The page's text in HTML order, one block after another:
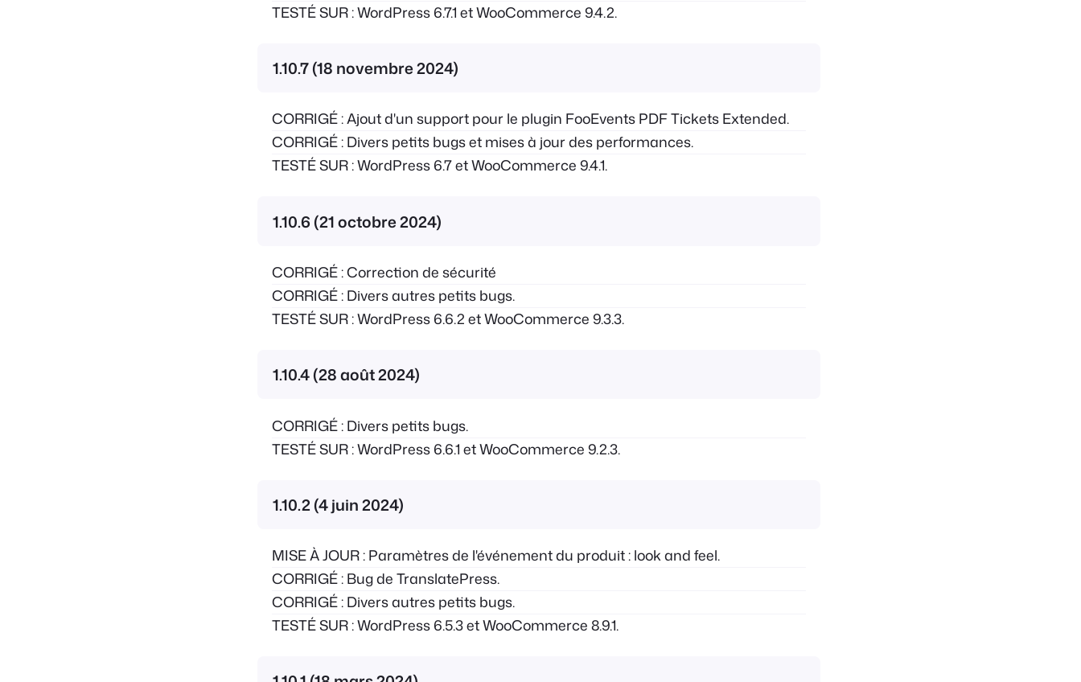
TESTÉ SUR : WordPress 6.7.1 et WooCommerce 9.4.2.
1.10.7 (18 novembre 2024)
CORRIGÉ : Ajout d'un support pour le plugin FooEvents PDF Tickets Extended.
CORRIGÉ : Divers petits bugs et mises à jour des performances.
TESTÉ SUR : WordPress 6.7 et WooCommerce 9.4.1.
1.10.6 (21 octobre 2024)
CORRIGÉ : Correction de sécurité
CORRIGÉ : Divers autres petits bugs.
TESTÉ SUR : WordPress 6.6.2 et WooCommerce 9.3.3.
1.10.4 (28 août 2024)
CORRIGÉ : Divers petits bugs.
TESTÉ SUR : WordPress 6.6.1 et WooCommerce 9.2.3.
1.10.2 (4 juin 2024)
MISE À JOUR : Paramètres de l'événement du produit : look and feel.
CORRIGÉ : Bug de TranslatePress.
CORRIGÉ : Divers autres petits bugs.
TESTÉ SUR : WordPress 6.5.3 et WooCommerce 8.9.1.